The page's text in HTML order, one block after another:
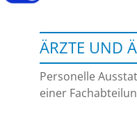
ÄRZTE UND
Personelle
einer